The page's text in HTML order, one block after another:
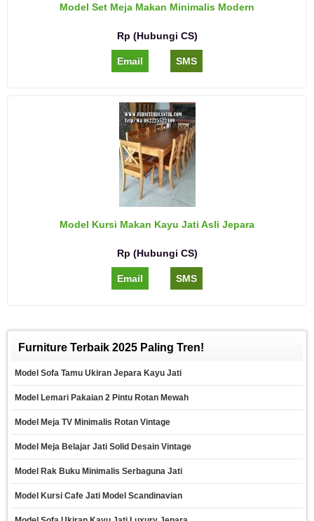
Model Set Meja Makan Minimalis Modern
Rp (Hubungi CS)
Email SMS
Model Kursi Makan Kayu Jati Asli Jepara
Rp (Hubungi CS)
Email SMS
Furniture Terbaik 2025 Paling Tren!
Model Sofa Tamu Ukiran Jepara Kayu Jati
Model Lemari Pakaian 2 Pintu Rotan Mewah
Model Meja TV Minimalis Rotan Vintage
Model Meja Belajar Jati Solid Desain Vintage
Model Rak Buku Minimalis Serbaguna Jati
Model Kursi Cafe Jati Model Scandinavian